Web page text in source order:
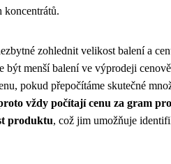
koncentrátů.
zohlednit velikost balení a
být menší balení ve výprodeji
pokud přepočítáme skutečné
vždy počítají cenu za gram
produktu, což jim umožňuje